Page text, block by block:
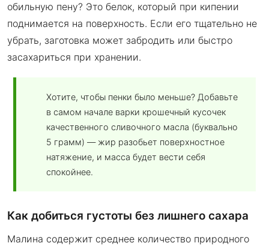
обильную пену? Это белок, который при кипении
поднимается на поверхность. Если его тщательно не
убрать, заготовка может забродить или быстро
засахариться при хранении.
Хотите, чтобы пенки было меньше? Добавьте
в самом начале варки крошечный кусочек
качественного сливочного масла (буквально
5 грамм) — жир разобьет поверхностное
натяжение, и масса будет вести себя
спокойнее.
Как добиться густоты без лишнего сахара
Малина содержит среднее количество природного